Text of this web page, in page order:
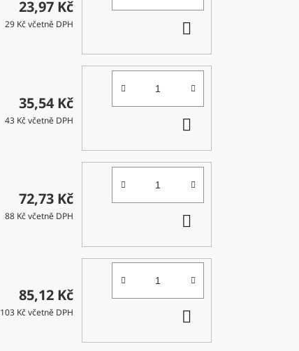
23,97 Kč
29 Kč včetně DPH
KOŠÍKU
35,54 Kč
43 Kč včetně DPH
KOŠÍKU
72,73 Kč
88 Kč včetně DPH
85,12 Kč
103 Kč včetně DPH
KOŠÍKU